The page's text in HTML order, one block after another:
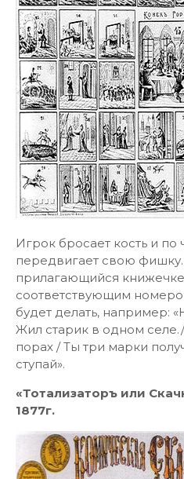
Игрок бросает кость и
передвигает свою
прилагающийся
соответствующим
будет делать, например:
Жил старик в одном
порах / Ты три марки
ступай».
«Тотализаторъ или
1877г.